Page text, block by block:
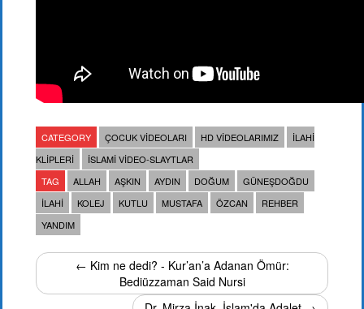
CATEGORY ÇOCUK VIDEOLARI HD VIDEOLARIMIZ
İLAHI
KLIPLERI
İSLAMI VIDEO-SLAYTLAR
TAG
ALLAH AŞKIN AYDIN DOĞUM
GÜNEŞDOĞDU
ILAHI
KOLEJ KUTLU MUSTAFA ÖZCAN
REHBER
YANDIM
← Kim ne dedi? - Kur’an’a Adanan Ömür:
Bediüzzaman Said Nursi